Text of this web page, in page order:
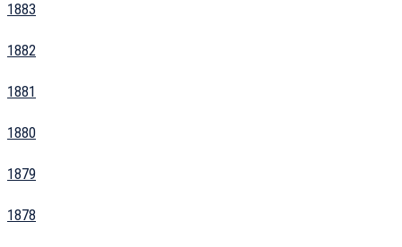
1883
1882
1881
1880
1879
1878